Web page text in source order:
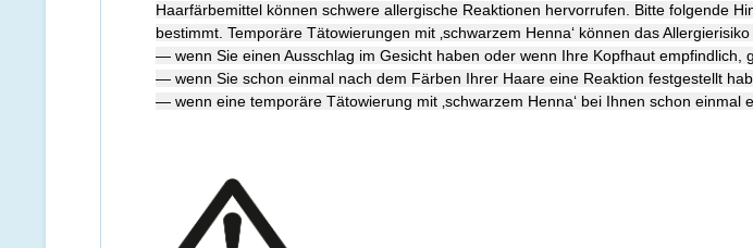
Haarfärbemittel können schwere allergische Reaktionen hervorrufen. Bitte folgende
bestimmt. Temporäre Tätowierungen mit ‚schwarzem Henna‘ können das
— wenn Sie einen Ausschlag im Gesicht haben oder wenn Ihre Kopfhaut empfindlich,
— wenn Sie schon einmal nach dem Färben Ihrer Haare eine Reaktion festgestellt
— wenn eine temporäre Tätowierung mit ‚schwarzem Henna‘ bei Ihnen schon einmal